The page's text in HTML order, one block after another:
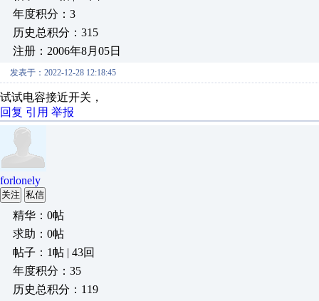
年度积分：3
历史总积分：315
注册：2006年8月05日
发表于：2022-12-28 12:18:45
试试电容接近开关，
回复 引用 举报
forlonely
关注 私信
精华：0帖
求助：0帖
帖子：1帖 | 43回
年度积分：35
历史总积分：119